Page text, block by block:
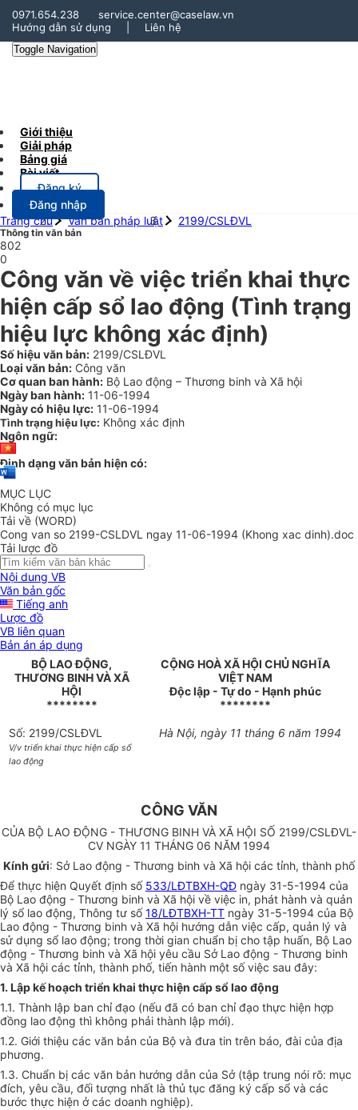
0971.654.238
service.center@caselaw.vn
Hướng dẫn sử dụng
Liên hệ
Toggle Navigation
Giới thiệu
Giải pháp
Bảng giá
Bài viết
Đăng ký
Đăng nhập
Trang chủ
Văn bản pháp luật 2199/CSLĐVL
Thông tin văn bản
802
0
Công văn về việc triển khai thực
hiện cấp sổ lao động (Tình trạng
hiệu lực không xác định)
Số hiệu văn bản: 2199/CSLĐVL
Loại văn bản: Công văn
Cơ quan ban hành: Bộ Lao động – Thương binh và Xã hội
Ngày ban hành: 11-06-1994
Ngày có hiệu lực: 11-06-1994
Tình trạng hiệu lực: Không xác định
Ngôn ngữ:
Định dạng văn bản hiện có:
MỤC LỤC
Không có mục lục
Tải về (WORD)
Cong van so 2199-CSLDVL ngay 11-06-1994 (Khong xac dinh).doc
Tải lược đồ
Nội dung VB
Văn bản gốc
Tiếng anh
Lược đồ
VB liên quan
Bản án áp dụng
BỘ LAO ĐỘNG,
THƯƠNG BINH VÀ XÃ
HỘI
********
CỘNG HOÀ XÃ HỘI CHỦ NGHĨA
VIỆT NAM
Độc lập - Tự do - Hạnh phúc
********
Số: 2199/CSLĐVL
V/v triển khai thực hiện cấp sổ
lao động
Hà Nội, ngày 11 tháng 6 năm 1994
CÔNG VĂN
CỦA BỘ LAO ĐỘNG - THƯƠNG BINH VÀ XÃ HỘI SỐ 2199/CSLĐVL-
CV NGÀY 11 THÁNG 06 NĂM 1994
Kính gửi: Sở Lao động - Thương binh và Xã hội các tỉnh, thành phố
Để thực hiện Quyết định số 533/LĐTBXH-QĐ ngày 31-5-1994 của
Bộ Lao động - Thương binh và Xã hội về việc in, phát hành và quản
lý sổ lao động, Thông tư số18/LĐTBXH-TT ngày 31-5-1994 của Bộ
Lao động - Thương binh và Xã hội hướng dẫn việc cấp, quản lý và
sử dụng sổ lao động; trong thời gian chuẩn bị cho tập huấn, Bộ Lao
động - Thương binh và Xã hội yêu cầu Sở Lao động - Thương binh
và Xã hội các tỉnh, thành phố, tiến hành một số việc sau đây:
1. Lập kế hoạch triển khai thực hiện cấp sổ lao động
1.1. Thành lập ban chỉ đạo (nếu đã có ban chỉ đạo thực hiện hợp
đồng lao động thì không phải thành lập mới).
1.2. Giới thiệu các văn bản của Bộ và đưa tin trên báo, đài của địa
phương.
1.3. Chuẩn bị các văn bản hướng dẫn của Sở (tập trung nói rõ: mục
đích, yêu cầu, đối tượng nhất là thủ tục đăng ký cấp sổ và các
bước thực hiện ở các doanh nghiệp).